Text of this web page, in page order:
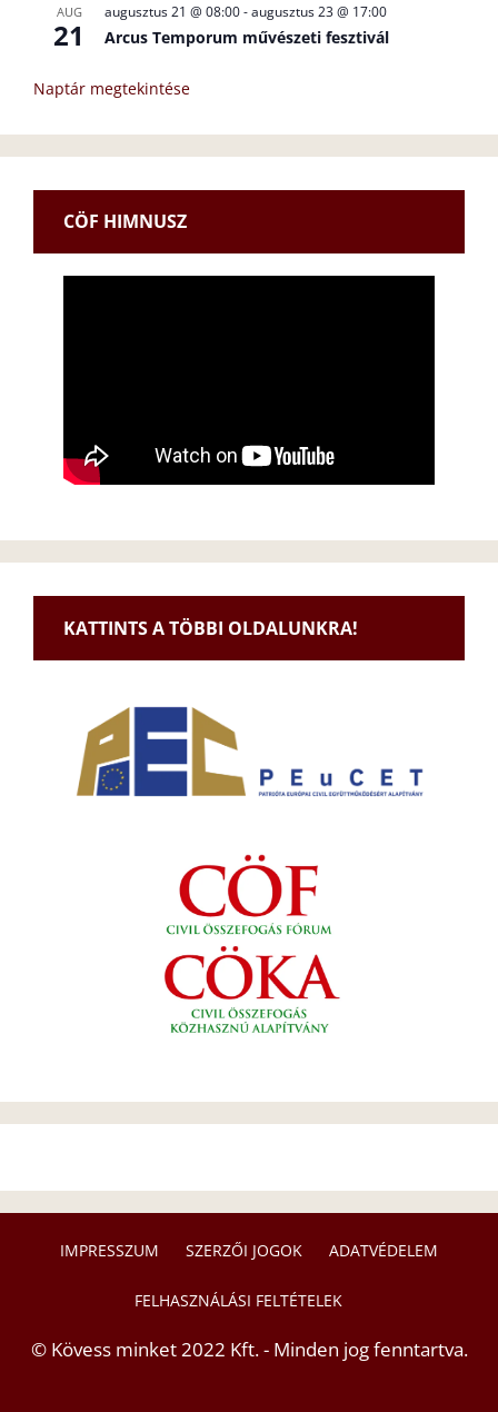
AUG
21
augusztus 21 @ 08:00-augusztus 23 @ 17:00
Arcus Temporum művészeti fesztivál
Naptár megtekintése
CÖF HIMNUSZ
KATTINTS A TÖBBI OLDALUNKRA!
IMPRESSZUM SZERZŐI JOGOK ADATVÉDELEM
FELHASZNÁLÁSI FELTÉTELEK
© Kövess minket 2022 Kft. - Minden jog fenntartva.